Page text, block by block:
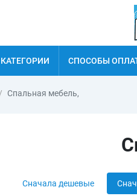
КАТЕГОРИИ СПОСОБЫ
Спальная мебель,
Сначала дешевые